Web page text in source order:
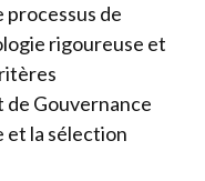
processus de
rigoureuse et
de Gouvernance
et la sélection